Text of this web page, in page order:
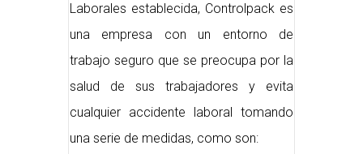
Laborales establecida, Controlpack es
una empresa con un entorno de
trabajo seguro que se preocupa por la
salud de sus trabajadores y evita
cualquier accidente laboral tomando
una serie de medidas, como son: